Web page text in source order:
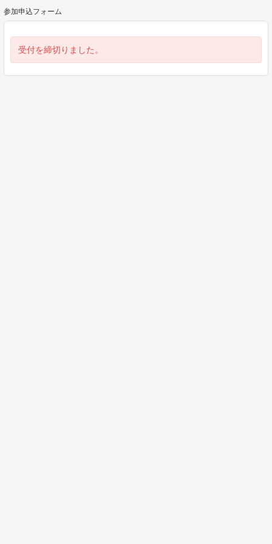
参加申込フォーム
受付を締切りました。